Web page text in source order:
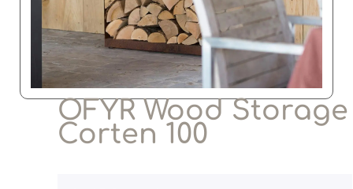
OFYR Wood Storage
Corten 100